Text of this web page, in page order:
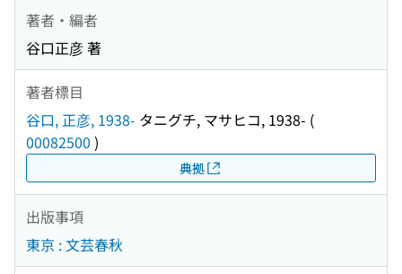
著者・編者
谷口正彦 著
著者標目
谷口, 正彦, 1938- タニグチ, マサヒコ, 1938- (
00082500 )
典拠
出版事項
東京 : 文芸春秋